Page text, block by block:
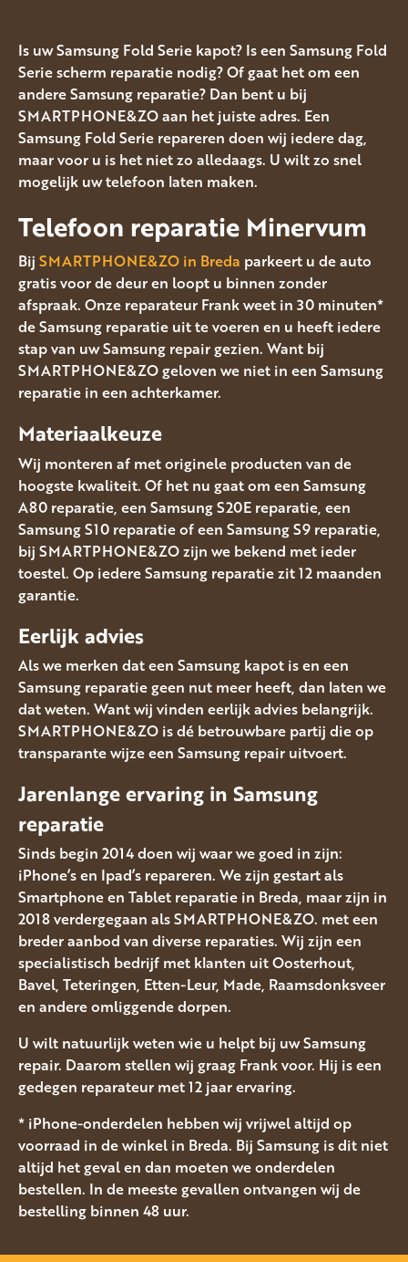
Is uw Samsung Fold Serie kapot? Is een Samsung Fold
Serie scherm reparatie nodig? Of gaat het om een
andere Samsung reparatie? Dan bent u bij
SMARTPHONE&ZO aan het juiste adres. Een
Samsung Fold Serie repareren doen wij iedere dag,
maar voor u is het niet zo alledaags. U wilt zo snel
mogelijk uw telefoon laten maken.
Telefoon reparatie Minervum
Bij SMARTPHONE&ZO in Breda parkeert u de auto
gratis voor de deur en loopt u binnen zonder
afspraak. Onze reparateur Frank weet in 30 minuten*
de Samsung reparatie uit te voeren en u heeft iedere
stap van uw Samsung repair gezien. Want bij
SMARTPHONE&ZO geloven we niet in een Samsung
reparatie in een achterkamer.
Materiaalkeuze
Wij monteren af met originele producten van de
hoogste kwaliteit. Of het nu gaat om een Samsung
A80 reparatie, een Samsung S20E reparatie, een
Samsung S10 reparatie of een Samsung S9 reparatie,
bij SMARTPHONE&ZO zijn we bekend met ieder
toestel. Op iedere Samsung reparatie zit 12 maanden
garantie.
Eerlijk advies
Als we merken dat een Samsung kapot is en een
Samsung reparatie geen nut meer heeft, dan laten we
dat weten. Want wij vinden eerlijk advies belangrijk.
SMARTPHONE&ZO is dé betrouwbare partij die op
transparante wijze een Samsung repair uitvoert.
Jarenlange ervaring in Samsung
reparatie
Sinds begin 2014 doen wij waar we goed in zijn:
iPhone’s en Ipad’s repareren. We zijn gestart als
Smartphone en Tablet reparatie in Breda, maar zijn in
2018 verdergegaan als SMARTPHONE&ZO. met een
breder aanbod van diverse reparaties. Wij zijn een
specialistisch bedrijf met klanten uit Oosterhout,
Bavel, Teteringen, Etten-Leur, Made, Raamsdonksveer
en andere omliggende dorpen.
U wilt natuurlijk weten wie u helpt bij uw Samsung
repair. Daarom stellen wij graag Frank voor. Hij is een
gedegen reparateur met 12 jaar ervaring.
* iPhone-onderdelen hebben wij vrijwel altijd op
voorraad in de winkel in Breda. Bij Samsung is dit niet
altijd het geval en dan moeten we onderdelen
bestellen. In de meeste gevallen ontvangen wij de
bestelling binnen 48 uur.